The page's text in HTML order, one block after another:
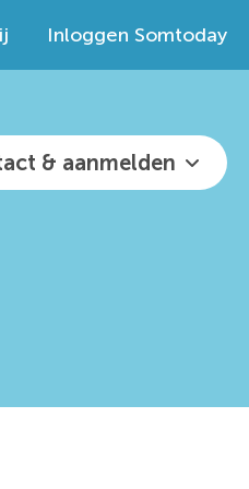
Inloggen Somtoday
& aanmelden